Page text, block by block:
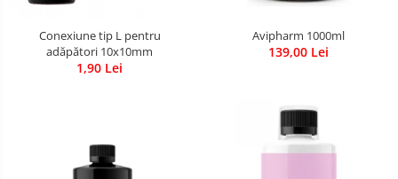
Conexiune tip L pentru
adăpători 10x10mm
1,90 Lei
Avipharm 1000ml
139,00 Lei